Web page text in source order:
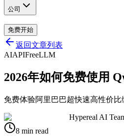
公司
免费开始
返回文章列表
AIAPIFreeLLM
2026年如何免费使用
免费体验阿里巴巴超快速高性价比
Hypereal AI
8 min read